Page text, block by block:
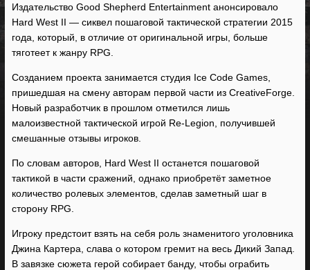
Издательство Good Shepherd Entertainment анонсировало
Hard West II — сиквел пошаговой тактической стратегии 2015
года, который, в отличие от оригинальной игры, больше
тяготеет к жанру RPG.
Созданием проекта занимается студия Ice Code Games,
пришедшая на смену авторам первой части из CreativeForge.
Новый разработчик в прошлом отметился лишь
малоизвестной тактической игрой Re-Legion, получившей
смешанные отзывы игроков.
По словам авторов, Hard West II останется пошаговой
тактикой в части сражений, однако приобретёт заметное
количество ролевых элементов, сделав заметный шаг в
сторону RPG.
Игроку предстоит взять на себя роль знаменитого уголовника
Джина Картера, слава о котором гремит на весь Дикий Запад.
В завязке сюжета герой собирает банду, чтобы ограбить